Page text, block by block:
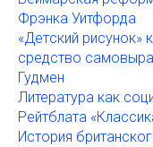
Фрэнка Уитфорда
«Детcкий рисунок»
средство
Гудмен
Литература как
Рейтблата
История